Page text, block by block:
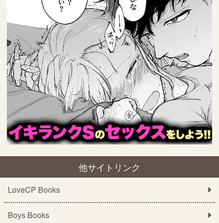
他サイトリンク
LoveCP Books
Boys Books